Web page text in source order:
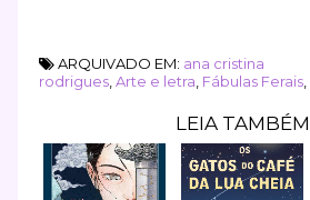
ARQUIVADO EM: ana cristina
rodrigues, Arte e letra Fábulas Ferais,
LEIA